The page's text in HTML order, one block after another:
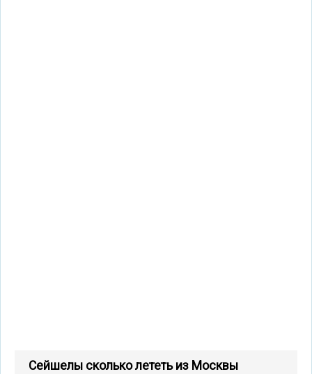
Сейшелы сколько лететь из Москвы